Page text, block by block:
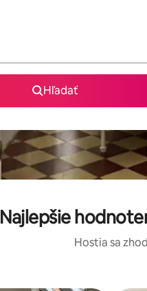
Hľadať
Najlepšie
Hostia sa